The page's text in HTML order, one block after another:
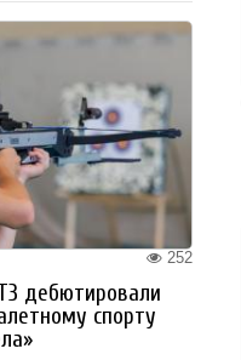
252
дебютировали
спорту